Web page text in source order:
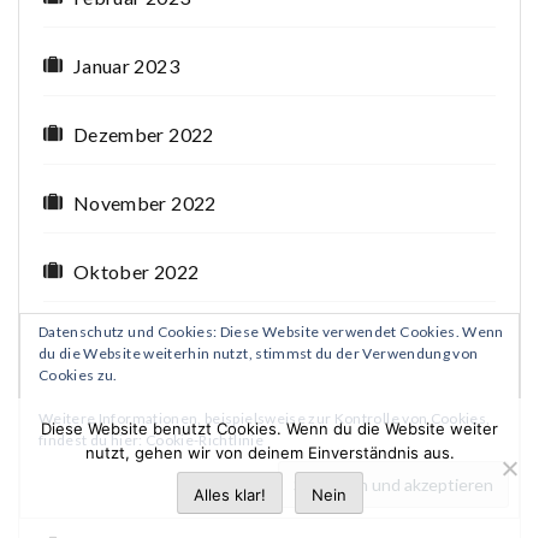
Januar 2023
Dezember 2022
November 2022
Oktober 2022
September 2022
August 2022
Datenschutz und Cookies: Diese Website verwendet Cookies. Wenn
du die Website weiterhin nutzt, stimmst du der Verwendung von
Cookies zu.
Weitere Informationen, beispielsweise zur Kontrolle von Cookies,
findest du hier:Cookie-Richtlinie
Diese Website benutzt Cookies. Wenn du die Website weiter
nutzt, gehen wir von deinem Einverständnis aus.
Alles klar! Nein